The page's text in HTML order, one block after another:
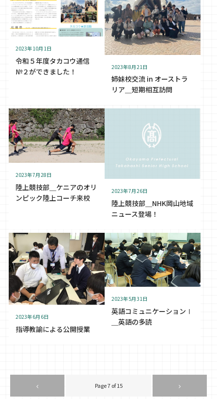
2023年10月1日
令和５年度タカコウ通信
№２ができました！
2023年8月21日
姉妹校交流 in オーストラ
リア＿短期相互訪問
2023年7月28日
陸上競技部＿ケニアのオリ
ンピック陸上コーチ来校
2023年7月26日
陸上競技部＿NHK岡山地域
ニュース登場！
2023年6月6日
指導教諭による公開授業
2023年5月31日
英語コミュニケーションⅠ
＿英語の多読
Page 7 of 15